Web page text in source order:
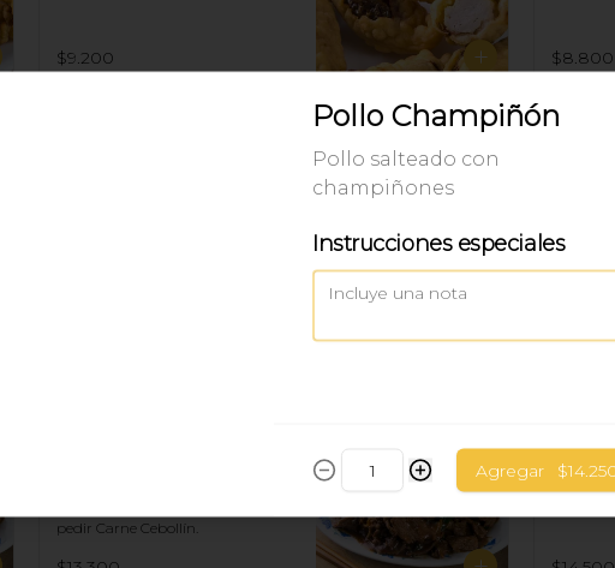
$9.200 $8.800
$5.700
pedir Carne Cebollín.
Carne
Pollo Champiñón
Pollo salteado con
champiñones
Instrucciones especiales
Agregar